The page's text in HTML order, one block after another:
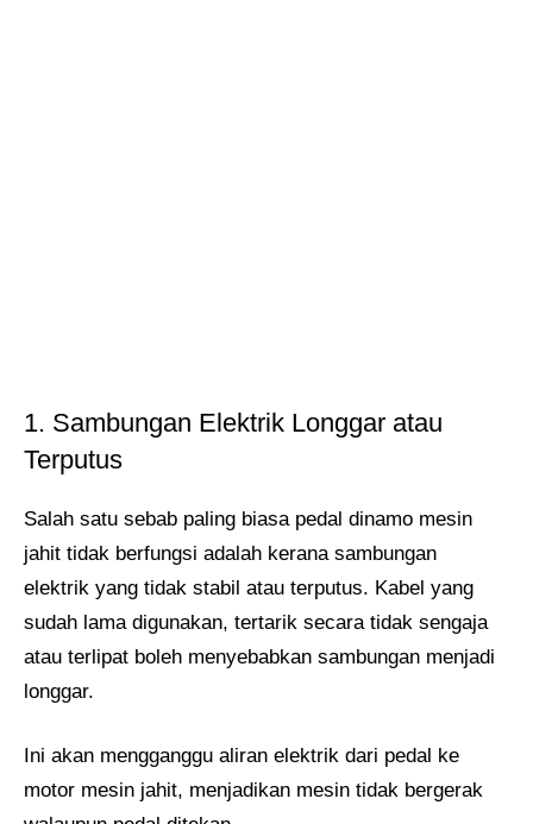
1. Sambungan Elektrik Longgar atau
Terputus
Salah satu sebab paling biasa pedal dinamo mesin
jahit tidak berfungsi adalah kerana sambungan
elektrik yang tidak stabil atau terputus. Kabel yang
sudah lama digunakan, tertarik secara tidak sengaja
atau terlipat boleh menyebabkan sambungan menjadi
longgar.
Ini akan mengganggu aliran elektrik dari pedal ke
motor mesin jahit, menjadikan mesin tidak bergerak